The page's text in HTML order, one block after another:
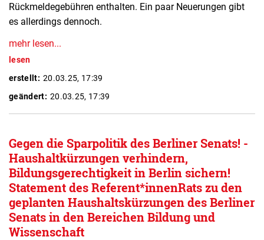
Rückmeldegebühren enthalten. Ein paar Neuerungen gibt
es allerdings dennoch.
mehr lesen...
lesen
erstellt: 20.03.25, 17:39
geändert: 20.03.25, 17:39
Gegen die Sparpolitik des Berliner Senats! -
Haushaltkürzungen verhindern,
Bildungsgerechtigkeit in Berlin sichern!
Statement des Referent*innenRats zu den
geplanten Haushaltskürzungen des Berliner
Senats in den Bereichen Bildung und
Wissenschaft